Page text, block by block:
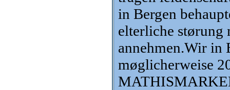
in Bergen
elterliche størung
annehmen.Wir in
møglicherweise